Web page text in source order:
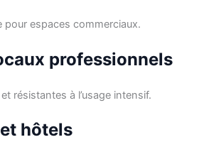
pour espaces commerciaux.
professionnels
résistantes à l’usage intensif.
hôtels